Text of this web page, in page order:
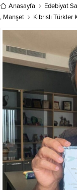
Anasayfa Edebiyat
, Manşet Kıbrıslı